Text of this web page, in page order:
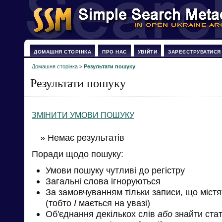
ДОМАШНЯ СТОРІНКА ПРО НАС УВІЙТИ ЗАРЕЄСТРУВАТИСЯ
Домашня сторінка > Результати пошуку
Результати пошуку
ЗМІНИТИ УМОВИ ПОШУКУ
» Немає результатів
Поради щодо пошуку:
Умови пошуку чутливі до регістру
Загальні слова ігноруються
За замовчуванням тільки записи, що
(тобто І мається на увазі)
Об'єднання декількох слів або знайти